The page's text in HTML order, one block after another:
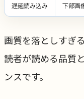
遅延読み込み 下部画
画質を落としすぎ
読者が読める品質
ンスです。